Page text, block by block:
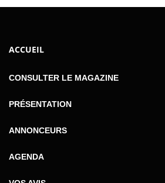
ACCUEIL
CONSULTER LE MAGAZINE
PRÉSENTATION
ANNONCEURS
AGENDA